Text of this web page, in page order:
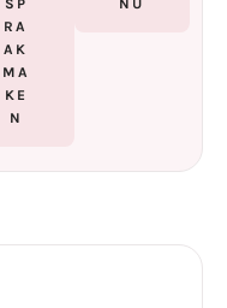
SP
RA
AK
MA
KE
N
NU